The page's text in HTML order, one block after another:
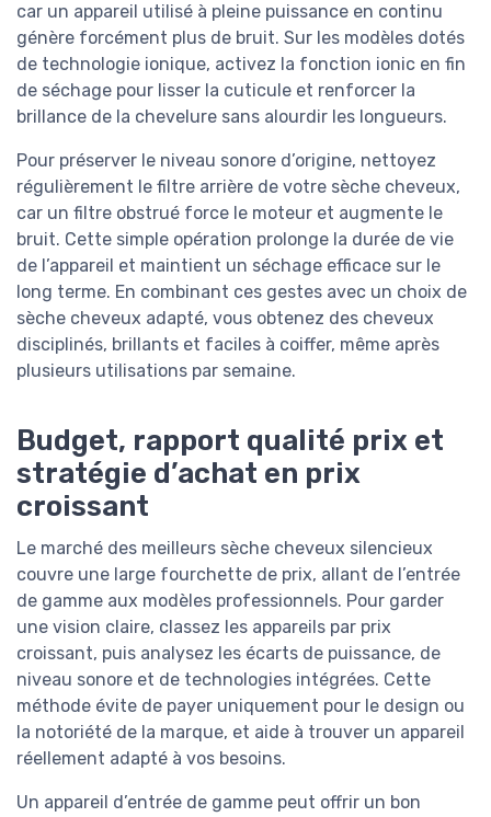
car un appareil utilisé à pleine puissance en continu
génère forcément plus de bruit. Sur les modèles dotés
de technologie ionique, activez la fonction ionic en fin
de séchage pour lisser la cuticule et renforcer la
brillance de la chevelure sans alourdir les longueurs.
Pour préserver le niveau sonore d’origine, nettoyez
régulièrement le filtre arrière de votre sèche cheveux,
car un filtre obstrué force le moteur et augmente le
bruit. Cette simple opération prolonge la durée de vie
de l’appareil et maintient un séchage efficace sur le
long terme. En combinant ces gestes avec un choix de
sèche cheveux adapté, vous obtenez des cheveux
disciplinés, brillants et faciles à coiffer, même après
plusieurs utilisations par semaine.
Budget, rapport qualité prix et
stratégie d’achat en prix
croissant
Le marché des meilleurs sèche cheveux silencieux
couvre une large fourchette de prix, allant de l’entrée
de gamme aux modèles professionnels. Pour garder
une vision claire, classez les appareils par prix
croissant, puis analysez les écarts de puissance, de
niveau sonore et de technologies intégrées. Cette
méthode évite de payer uniquement pour le design ou
la notoriété de la marque, et aide à trouver un appareil
réellement adapté à vos besoins.
Un appareil d’entrée de gamme peut offrir un bon